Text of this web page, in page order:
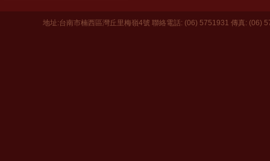
地址:台南市楠西區灣丘里梅嶺4號 聯絡電話: (06) 5751931 傳真: